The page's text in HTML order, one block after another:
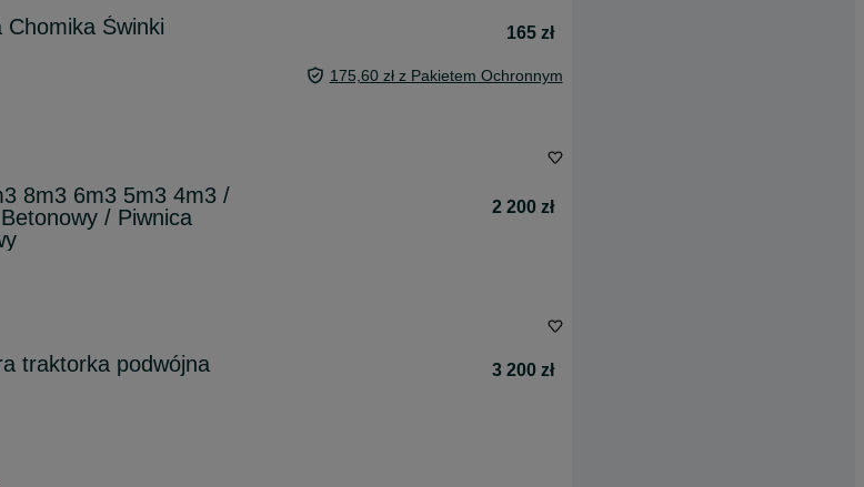
Świnki
165 zł
175,60 zł z Pakietem Ochronnym
8m3 6m3 5m3 4m3 /
/ Piwnica
2 200 zł
traktorka podwójna
3 200 zł